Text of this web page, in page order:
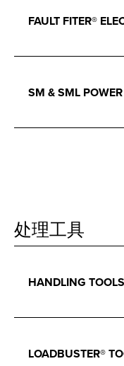
FAULT FITER®
SM & SML
处理工具
HANDLING TOOLS
LOADBUSTER®